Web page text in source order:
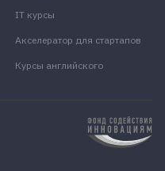
IT курсы
Акселератор для стартапов
Курсы английского